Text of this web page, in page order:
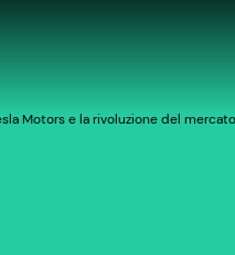
Motors e la rivoluzione del